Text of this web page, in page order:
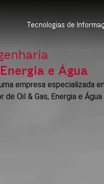
Tecnologias de
e Água
empresa especializada
Oil & Gas, Energia e